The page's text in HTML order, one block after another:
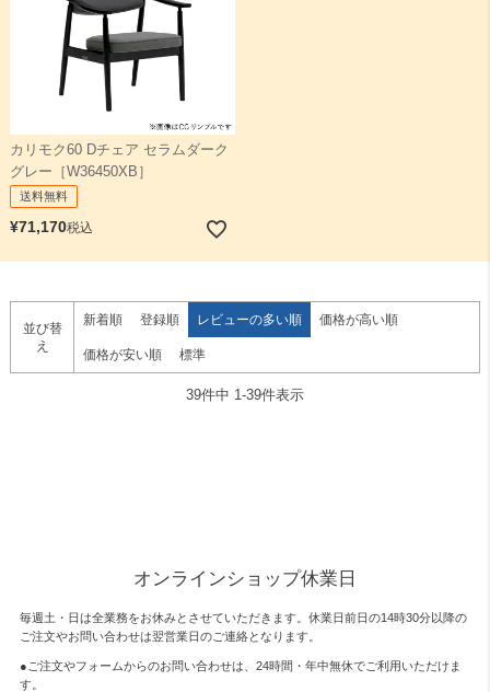
カリモク60 Dチェア セラムダーク
グレー［W36450XB］
送料無料
¥71,170税込
並び替
え
新着順 登録順 レビューの多い順 価格が高い順
価格が安い順 標準
39件中 1-39件表示
オンラインショップ休業日
毎週土・日は全業務をお休みとさせていただきます。休業日前日の14時30分以降の
ご注文やお問い合わせは翌営業日のご連絡となります。
●ご注文やフォームからのお問い合わせは、 24時間・年中無休でご利用いただけま
す。